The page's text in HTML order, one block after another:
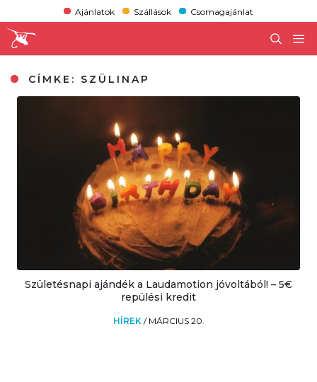
Ajánlatok Szállások Csomagajánlat
CÍMKE: SZÜLINAP
Születésnapi ajándék a Laudamotion jóvoltából! – 5€
repülési kredit
HÍREK / MÁRCIUS 20.